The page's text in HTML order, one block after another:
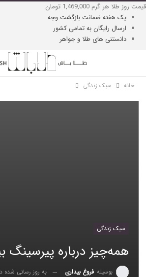
قیمت روز طلا هر گرم 1,469,000 تومان
یک هفته ضمانت بازگشت وجه
ارسال رایگان به تمامی کشور
دانستنی های طلا و جواهر
خانه سبک زندگی
سبک زندگی
همه‌چیز درباره پیرسینگ
بوسیله فروغ بیداری به روز رسانی شده